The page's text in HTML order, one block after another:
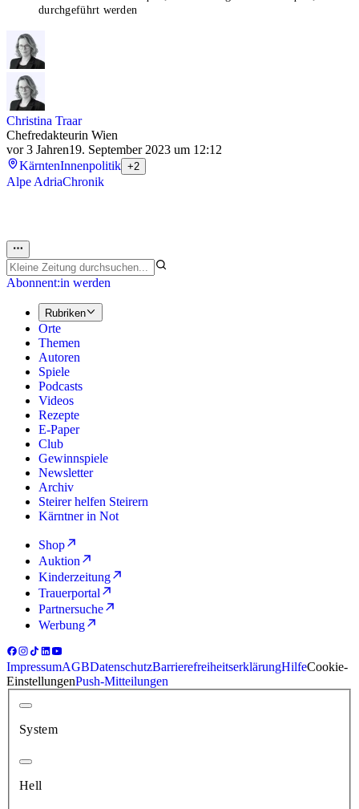
durchgeführt werden
Christina Traar
Chefredakteurin Wien
vor 3 Jahren19. September 2023 um 12:12
KärntenInnenpolitik +2
Alpe AdriaChronik
Abonnent:in werden
Rubriken
Orte
Themen
Autoren
Spiele
Podcasts
Videos
Rezepte
E-Paper
Club
Gewinnspiele
Newsletter
Archiv
Steirer helfen Steirern
Kärntner in Not
Shop
Auktion
Kinderzeitung
Trauerportal
Partnersuche
Werbung
ImpressumAGBDatenschutzBarrierefreiheitserklärungHilfeCookie-
EinstellungenPush-Mitteilungen
System
Hell